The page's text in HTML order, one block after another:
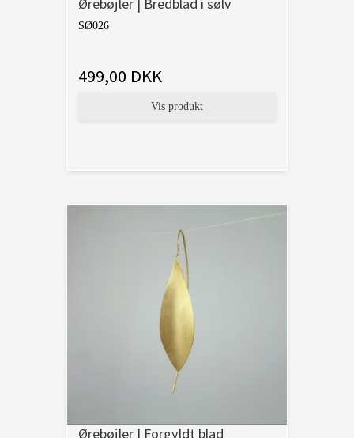
Ørebøjler | Bredblad i sølv
SØ026
499,00 DKK
Vis produkt
Ørebøjler | Forgyldt blad